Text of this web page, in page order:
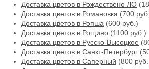
Доставка цветов в Рождествено ЛО
Доставка цветов в Романовка (700
Доставка цветов в Ропша (600 руб.)
Доставка цветов в Рощино (1100 руб.)
Доставка цветов в Русско-Высоцкое
Доставка цветов в Санкт-Петербург
Доставка цветов в Саперный (800